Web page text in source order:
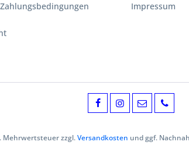
Impressum
Mehrwertsteuer zzgl.Versandkosten und ggf.